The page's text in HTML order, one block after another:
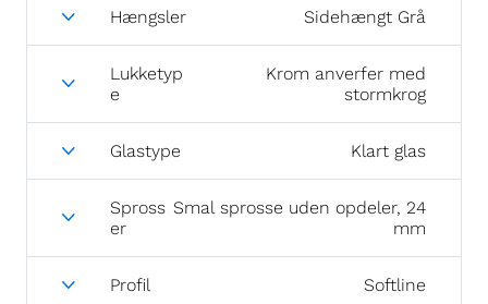
Hængsler Sidehængt Grå
Lukketyp
e
Krom anverfer med
stormkrog
Glastype Klart glas
Spross
er
Smal sprosse uden opdeler, 24
mm
Profil Softline